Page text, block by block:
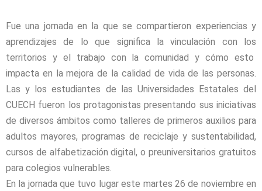
Fue una jornada en la que se compartieron experiencias y
aprendizajes de lo que significa la vinculación con los
territorios y el trabajo con la comunidad y cómo esto
impacta en la mejora de la calidad de vida de las personas.
Las y los estudiantes de las Universidades Estatales del
CUECH fueron los protagonistas presentando sus iniciativas
de diversos ámbitos como talleres de primeros auxilios para
adultos mayores, programas de reciclaje y sustentabilidad,
cursos de alfabetización digital, o preuniversitarios gratuitos
para colegios vulnerables.
En la jornada que tuvo lugar este martes 26 de noviembre en